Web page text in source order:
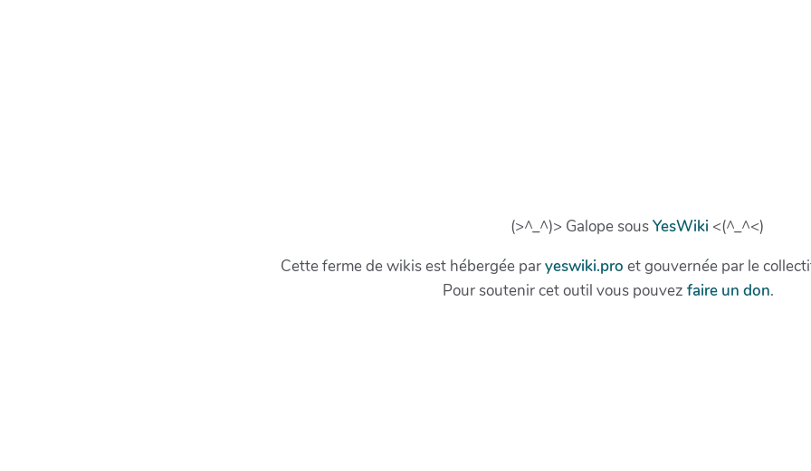
(>^_^)> Galope sousYesWiki <(^_^<)
Cette ferme de wikis est hébergée paryeswiki.pro et gouvernée par le
Pour soutenir cet outil vous pouvez faire un don.